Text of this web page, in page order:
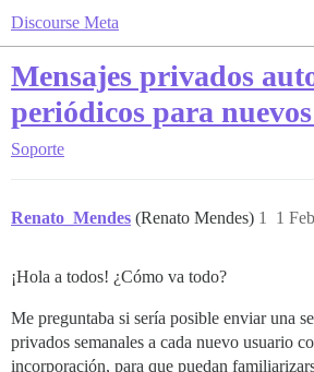
Discourse Meta
Mensajes privados
periódicos para
Soporte
Renato_Mendes (Renato Mendes) 1
1
¡Hola a todos! ¿Cómo va todo?
Me preguntaba si sería posible enviar una
privados semanales a cada nuevo usuario
incorporación, para que puedan